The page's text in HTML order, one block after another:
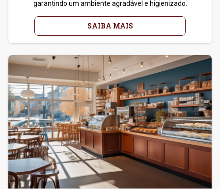
garantindo um ambiente agradável e higienizado.
SAIBA MAIS